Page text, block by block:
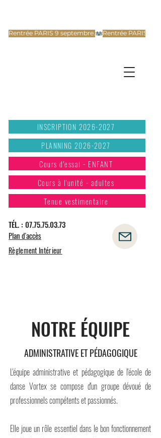
Tenue vestimentaire
Règlement Intérieur
Cours d'essai - ENFANT
Cours à l'unité - adultes
INSCRIPTION 2026-2027
Plan d'accès
PLANNING 2026-2027
TÉL. : 07.75.75.03.73
Rentrée PARIS 9 septembre.
NOTRE ÉQUIPE
ADMINISTRATIVE ET PÉDAGOGIQUE
L'équipe administrative et pédagogique de l'école de
danse Vortex se compose d'un groupe dévoué de
professionnels compétents et passionnés.
Elle joue un rôle essentiel dans le bon fonctionnement